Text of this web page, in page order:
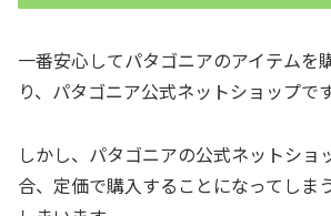
一番安心してパタゴニアのアイテムを
り、パタゴニア公式ネットショップです
しかし、パタゴニアの公式ネットショ
合、定価で購入することになってしま